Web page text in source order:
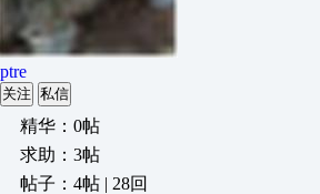
ptre
关注 私信
精华：0帖
求助：3帖
帖子：4帖 | 28回